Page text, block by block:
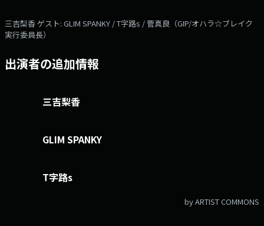
三吉梨香 ゲスト: GLIM SPANKY / T字路s / 菅真良（GIP/オハラ☆ブレイク
実行委員長）
出演者の追加情報
三吉梨香
GLIM SPANKY
T字路s
by ARTIST COMMONS